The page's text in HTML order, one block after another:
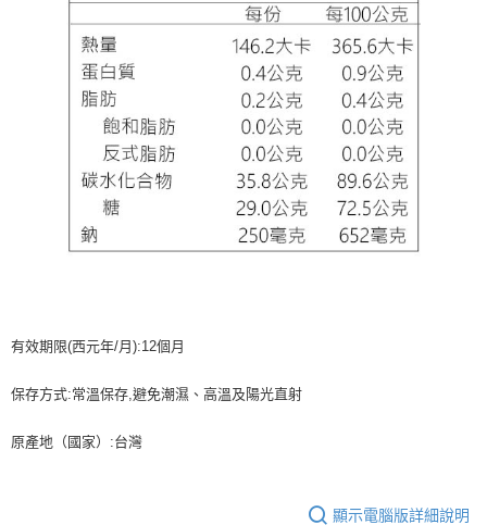
有效期限(西元年/月):12個月
保存方式:常溫保存,避免潮濕、高溫及陽光直射
原產地（國家）:台灣
顯示電腦版詳細說明